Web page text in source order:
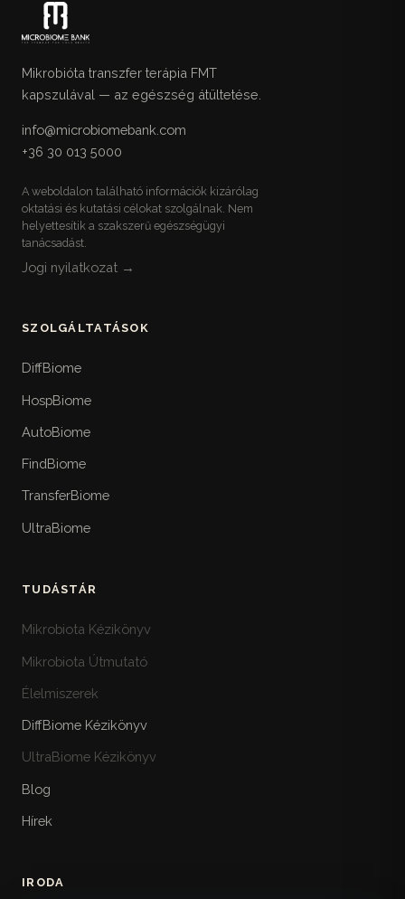
Mikrobióta transzfer terápia FMT
kapszulával — az egészség átültetése.
info@microbiomebank.com
+36 30 013 5000
A weboldalon található információk kizárólag
oktatási és kutatási célokat szolgálnak. Nem
helyettesítik a szakszerű egészségügyi
tanácsadást.
Jogi nyilatkozat →
SZOLGÁLTATÁSOK
DiffBiome
HospBiome
AutoBiome
FindBiome
TransferBiome
UltraBiome
TUDÁSTÁR
Mikrobiota Kézikönyv
Mikrobiota Útmutató
Élelmiszerek
DiffBiome Kézikönyv
UltraBiome Kézikönyv
Blog
Hírek
IRODA